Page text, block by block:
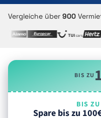
Vergleiche über 900
BIS ZU
BIS
Spare bis zu